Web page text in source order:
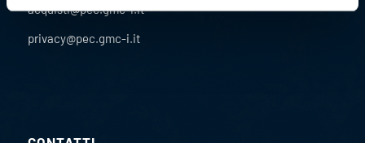
acquisti@pec.gmc-i.it
privacy@pec.gmc-i.it